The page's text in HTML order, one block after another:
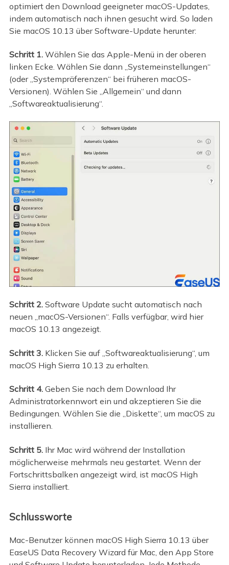
optimiert den Download geeigneter macOS-Updates,
indem automatisch nach ihnen gesucht wird. So laden
Sie macOS 10.13 über Software-Update herunter:
Schritt 1.Wählen Sie das Apple-Menü in der oberen
linken Ecke. Wählen Sie dann „Systemeinstellungen“
(oder „Systempräferenzen“ bei früheren macOS-
Versionen). Wählen Sie „Allgemein“ und dann
„Softwareaktualisierung“.
Schritt 2.Software Update sucht automatisch nach
neuen „macOS-Versionen“. Falls verfügbar, wird hier
macOS 10.13 angezeigt.
Schritt 3.Klicken Sie auf „Softwareaktualisierung“, um
macOS High Sierra 10.13 zu erhalten.
Schritt 4.Geben Sie nach dem Download Ihr
Administratorkennwort ein und akzeptieren Sie die
Bedingungen. Wählen Sie die „Diskette“, um macOS zu
installieren.
Schritt 5.Ihr Mac wird während der Installation
möglicherweise mehrmals neu gestartet. Wenn der
Fortschrittsbalken angezeigt wird, ist macOS High
Sierra installiert.
Schlussworte
Mac-Benutzer können macOS High Sierra 10.13 über
EaseUS Data Recovery Wizard für Mac, den App Store